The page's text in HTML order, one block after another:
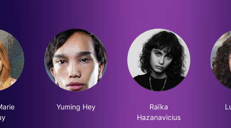
Yuming Hey
Raïka
Hazanavicius